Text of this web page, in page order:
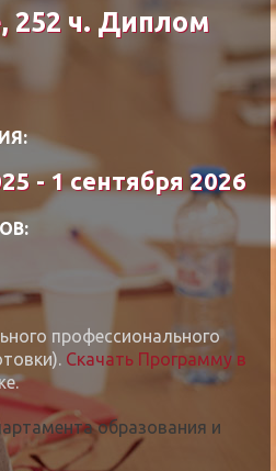
252 ч. Диплом
- 1 сентября 2026
профессионального
Скачать Программу в
образования и